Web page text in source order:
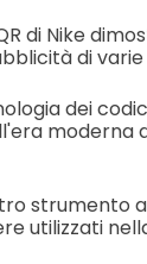
di Nike
di varie
dei
moderna
strumento
utilizzati